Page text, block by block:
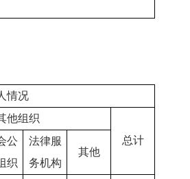
情况
他组织
总计
公
织
法律服
务机构
其他